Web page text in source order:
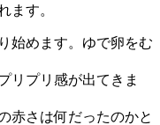
ます。
始めます。ゆで卵をむ
リプリ感が出てきま
赤さは何だったのかと